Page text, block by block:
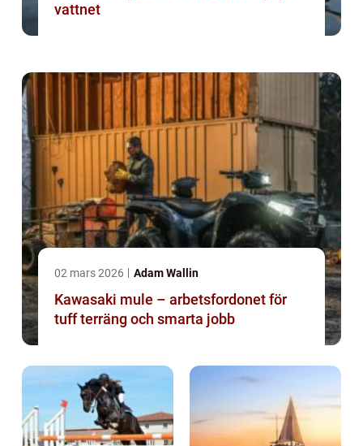
vattnet
02 mars 2026 Adam Wallin
Kawasaki mule – arbetsfordonet för
tuff terräng och smarta jobb